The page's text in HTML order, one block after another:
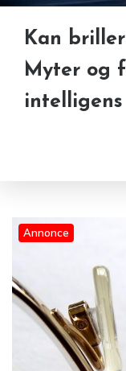
Fra
Guide:
yousee
hurtigt
Kan
Myter og
intelligens
Annonce